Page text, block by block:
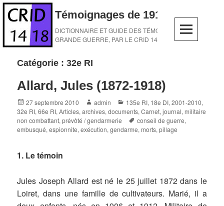
Skip
content
Témoignages de 1914-1918
DICTIONNAIRE ET GUIDE DES TÉMOINS DE LA
GRANDE GUERRE, PAR LE CRID 14-18
Catégorie :32e RI
Allard, Jules (1872-1918)
Posted
on
27 septembre 2010 Author
admin Categories
135e RI, 18e DI,2001-2010,
32e RI,66e RI,Articles, archives, documents,Carnet, journal,militaire
non combattant,prévôté / gendarmerie Tags
conseil de guerre,
embusqué,espionnite,exécution,gendarme,morts,pillage
1. Le témoin
Jules Joseph Allard est né le 25 juillet 1872 dans le
Loiret, dans une famille de cultivateurs. Marié, il a